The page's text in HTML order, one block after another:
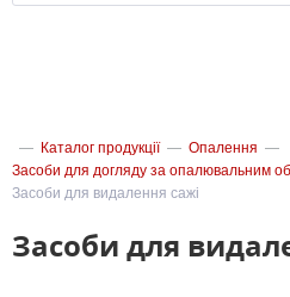
— Каталог продукції— Опалення —
Засоби для догляду за опалювальним
Засоби для видалення сажі
Засоби для